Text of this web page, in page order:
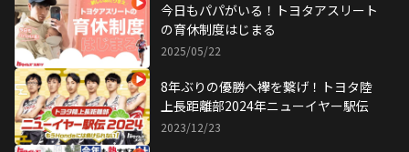
今日もパパがいる！トヨタアスリート
の育休制度はじまる
2025/05/22
8年ぶりの優勝へ襷を繋げ！トヨタ陸
上長距離部2024年ニューイヤー駅伝
2023/12/23